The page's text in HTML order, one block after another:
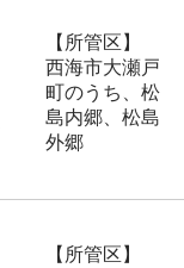
【所管区】
西海市大瀬戸
町のうち、松
島内郷、松島
外郷
【所管区】